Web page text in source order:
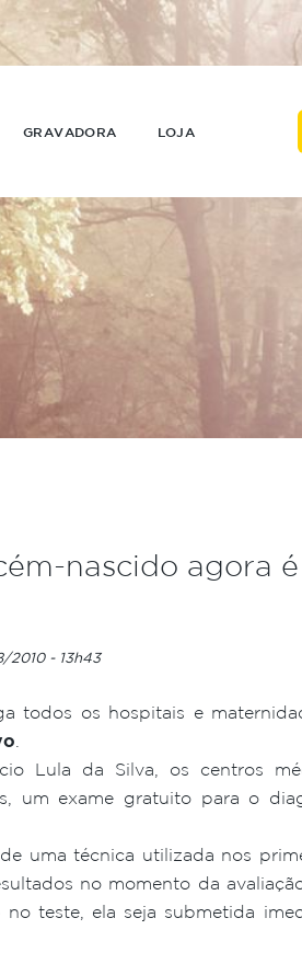
GRAVADORA LOJA
nascido agora
2010 - 13h43
todos os hospitais e
Lula da Silva, os centros
um exame gratuito para o
uma técnica utilizada nos
no momento da
teste, ela seja submetida